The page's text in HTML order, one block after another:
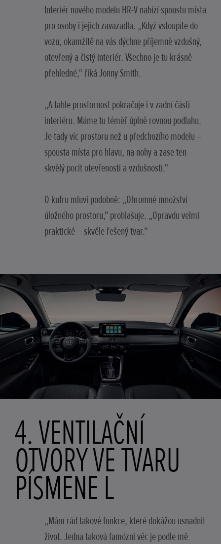
Interiér nového modelu HR-V nabízí spoustu místa
pro osoby i jejich zavazadla. „Když vstoupíte do
vozu, okamžitě na vás dýchne příjemně vzdušný,
otevřený a čistý interiér. Všechno je tu krásně
přehledné,“ říká Jonny Smith.
„A tahle prostornost pokračuje i v zadní části
interiéru. Máme tu téměř úplně rovnou podlahu.
Je tady víc prostoru než u předchozího modelu –
spousta místa pro hlavu, na nohy a zase ten
skvělý pocit otevřenosti a vzdušnosti.“
O kufru mluví podobně: „Ohromné množství
úložného prostoru," prohlašuje. „Opravdu velmi
praktické – skvěle řešený tvar.“
4. VENTILAČNÍ
OTVORY VE TVARU
PÍSMENE L
„Mám rád takové funkce, které dokážou usnadnit
život. Jedna taková famózní věc je podle mě